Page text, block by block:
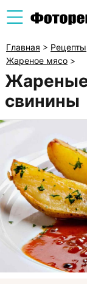
Главная > Рецепты
Жареное мясо >
Жареные
свинины